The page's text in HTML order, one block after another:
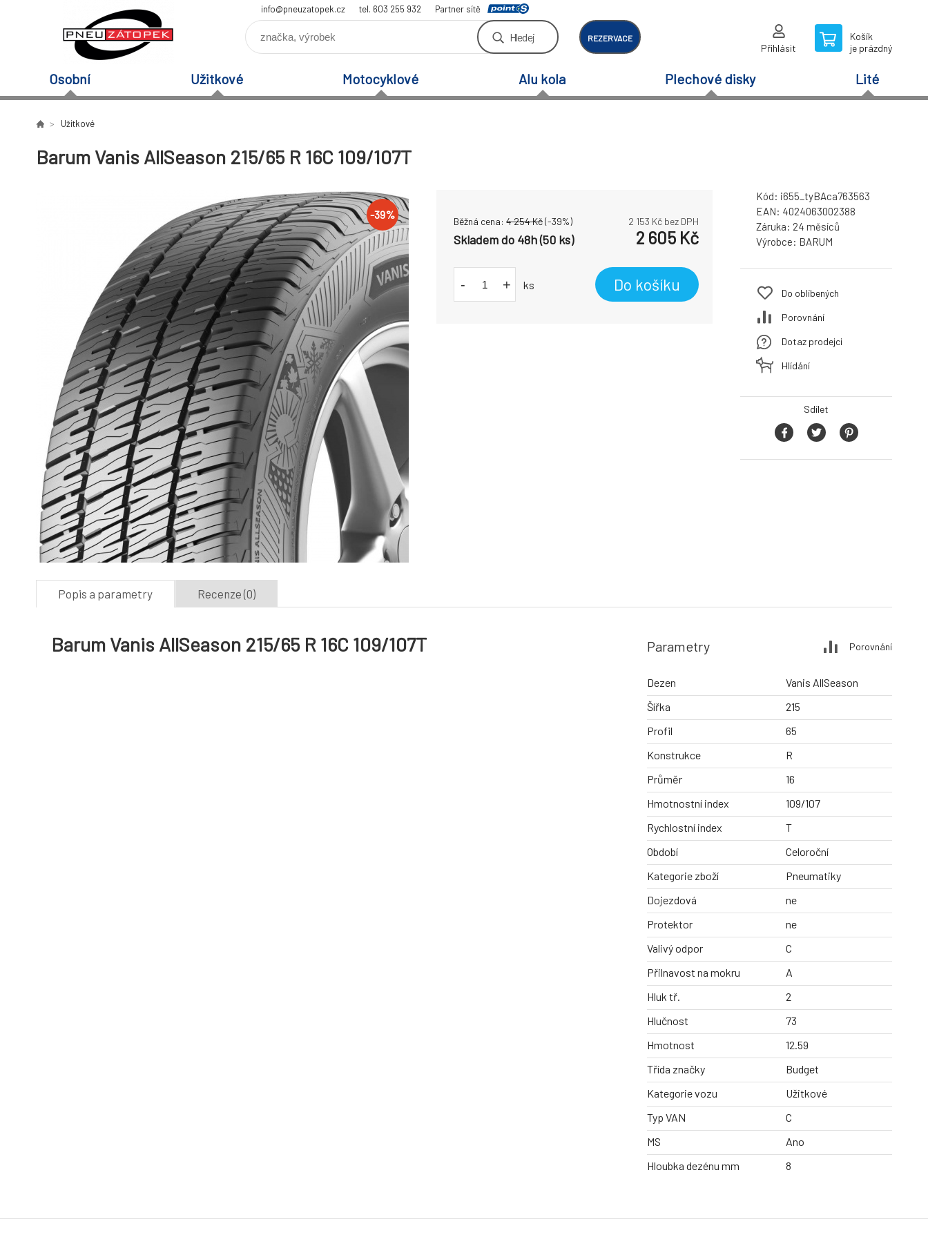
info@pneuzatopek.cz tel. 603 255 932 Partner sítě
Hledej REZERVACE
Přihlásit
Košík
je prázdný
Osobní Užitkové Motocyklové Alu kola Plechové disky Lité
Užitkové
Barum Vanis AllSeason 215/65 R 16C 109/107T
-39%
Běžná cena: 4 254Kč(-39%) 2 153 Kč bez DPH
Skladem do 48h (50 ks) 2 605 Kč
- + ks Do košíku
Kód: i655_tyBAca763563
EAN: 4024063002388
Záruka: 24 měsíců
Výrobce: BARUM
Do oblíbených
Porovnání
Dotaz prodejci
Hlídání
Sdílet
Popis a parametry Recenze (0)
Barum Vanis AllSeason 215/65 R 16C 109/107T Parametry Porovnání
Dezen
Vanis AllSeason
Šířka
215
Profil
65
Konstrukce
R
Průměr
16
Hmotnostní index
109/107
Rychlostní index
T
Období
Celoroční
Kategorie zboží
Pneumatiky
Dojezdová
ne
Protektor
ne
Valivý odpor
C
Přilnavost na mokru
A
Hluk tř.
2
Hlučnost
73
Hmotnost
12.59
Třída značky
Budget
Kategorie vozu
Užitkové
Typ VAN
C
MS
Ano
Hloubka dezénu mm
8